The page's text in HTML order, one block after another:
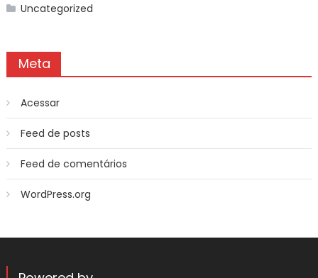
Uncategorized
Meta
Acessar
Feed de posts
Feed de comentários
WordPress.org